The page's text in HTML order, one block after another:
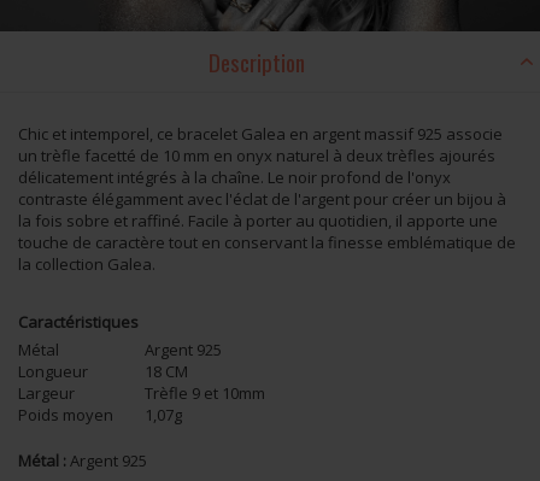
Description
Chic et intemporel, ce bracelet Galea en argent massif 925 associe
un trèfle facetté de 10 mm en onyx naturel à deux trèfles ajourés
délicatement intégrés à la chaîne. Le noir profond de l'onyx
contraste élégamment avec l'éclat de l'argent pour créer un bijou à
la fois sobre et raffiné. Facile à porter au quotidien, il apporte une
touche de caractère tout en conservant la finesse emblématique de
la collection Galea.
Caractéristiques
Métal
Argent 925
Longueur
18 CM
Largeur
Trèfle 9 et 10mm
Poids moyen
1,07g
Métal : Argent 925